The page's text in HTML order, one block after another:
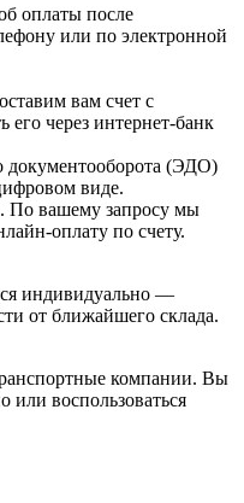
оплаты после
или по электронной
вам счет с
через интернет-банк
документооборота (ЭДО)
виде.
По вашему запросу мы
оплату по счету.
индивидуально —
от ближайшего склада.
компании. Вы
или воспользоваться